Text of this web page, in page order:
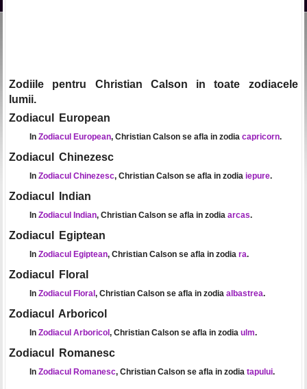
Zodiile pentru Christian Calson in toate zodiacele
lumii.
Zodiacul European
In Zodiacul European, Christian Calson se afla in zodia capricorn.
Zodiacul Chinezesc
In Zodiacul Chinezesc, Christian Calson se afla in zodia iepure.
Zodiacul Indian
In Zodiacul Indian, Christian Calson se afla in zodia arcas.
Zodiacul Egiptean
In Zodiacul Egiptean, Christian Calson se afla in zodia ra.
Zodiacul Floral
In Zodiacul Floral , Christian Calson se afla in zodia albastrea.
Zodiacul Arboricol
In Zodiacul Arboricol , Christian Calson se afla in zodia ulm.
Zodiacul Romanesc
In Zodiacul Romanesc, Christian Calson se afla in zodia tapului.